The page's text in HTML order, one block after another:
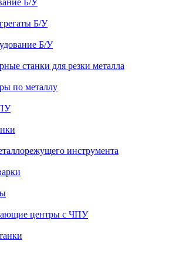
Б/У
Б/У
Б/У
станки для резки металла
по металлу
инструмента
центры с ЧПУ